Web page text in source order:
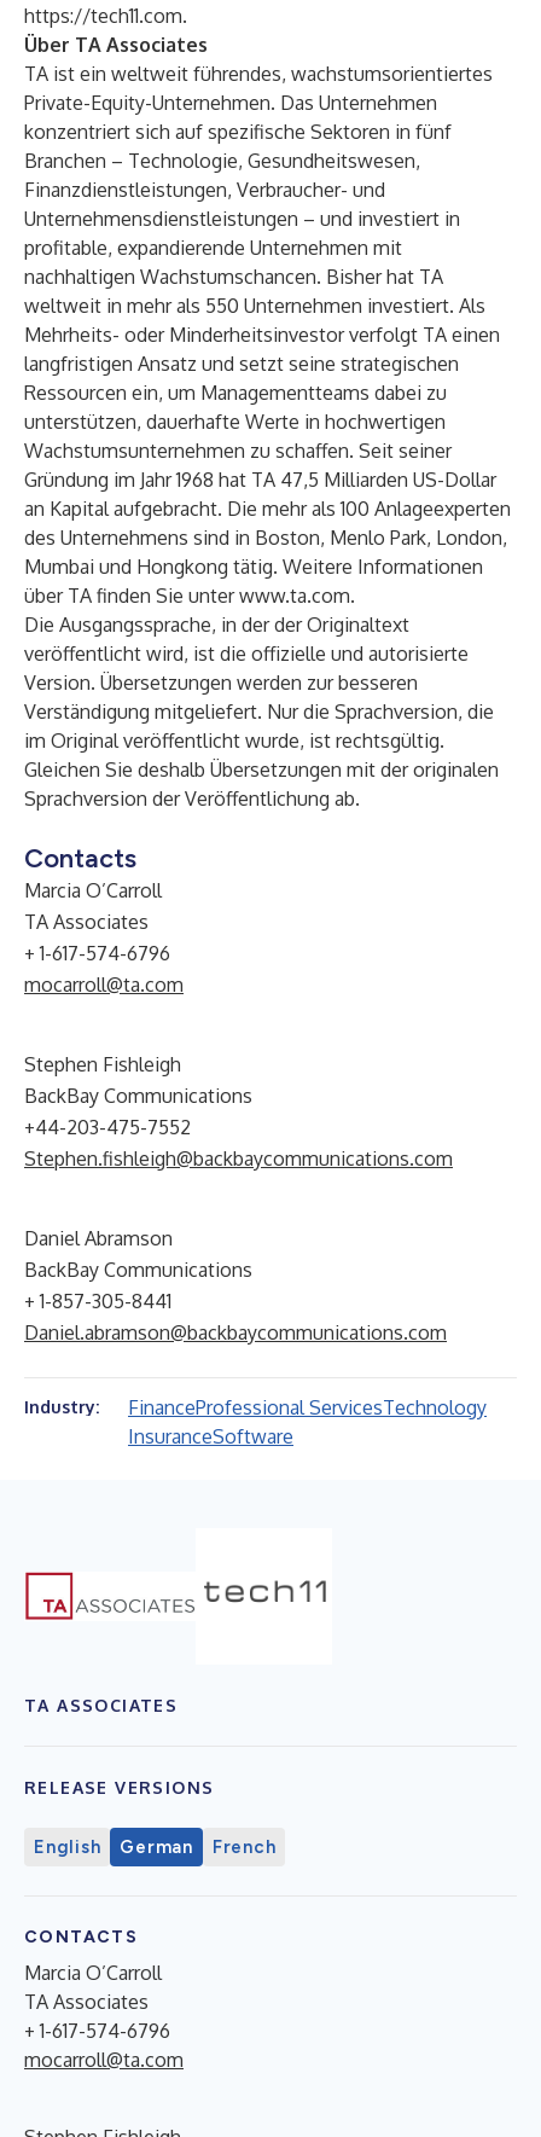
https://tech11.com.
Über TA Associates
TA ist ein weltweit führendes, wachstumsorientiertes
Private-Equity-Unternehmen. Das Unternehmen
konzentriert sich auf spezifische Sektoren in fünf
Branchen – Technologie, Gesundheitswesen,
Finanzdienstleistungen, Verbraucher- und
Unternehmensdienstleistungen – und investiert in
profitable, expandierende Unternehmen mit
nachhaltigen Wachstumschancen. Bisher hat TA
weltweit in mehr als 550 Unternehmen investiert. Als
Mehrheits- oder Minderheitsinvestor verfolgt TA einen
langfristigen Ansatz und setzt seine strategischen
Ressourcen ein, um Managementteams dabei zu
unterstützen, dauerhafte Werte in hochwertigen
Wachstumsunternehmen zu schaffen. Seit seiner
Gründung im Jahr 1968 hat TA 47,5 Milliarden US-Dollar
an Kapital aufgebracht. Die mehr als 100 Anlageexperten
des Unternehmens sind in Boston, Menlo Park, London,
Mumbai und Hongkong tätig. Weitere Informationen
über TA finden Sie unterwww.ta.com.
Die Ausgangssprache, in der der Originaltext
veröffentlicht wird, ist die offizielle und autorisierte
Version. Übersetzungen werden zur besseren
Verständigung mitgeliefert. Nur die Sprachversion, die
im Original veröffentlicht wurde, ist rechtsgültig.
Gleichen Sie deshalb Übersetzungen mit der originalen
Sprachversion der Veröffentlichung ab.
Contacts
Marcia O’Carroll
TA Associates
+ 1-617-574-6796
mocarroll@ta.com
Stephen Fishleigh
BackBay Communications
+44-203-475-7552
Stephen.fishleigh@backbaycommunications.com
Daniel Abramson
BackBay Communications
+ 1-857-305-8441
Daniel.abramson@backbaycommunications.com
Industry: FinanceProfessional ServicesTechnology
InsuranceSoftware
TA ASSOCIATES
RELEASE VERSIONS
English German French
CONTACTS
Marcia O’Carroll
TA Associates
+ 1-617-574-6796
mocarroll@ta.com